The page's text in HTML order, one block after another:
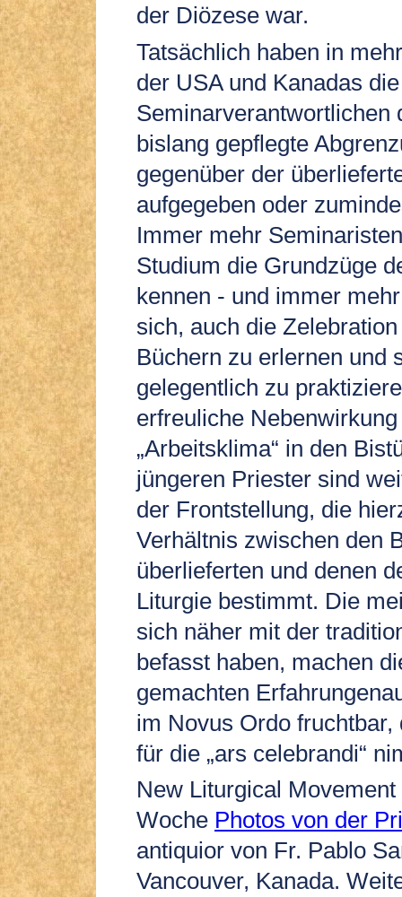
der Diözese war.
Tatsächlich haben in
der USA und Kanadas die
Seminarverantwortlichen
bislang gepflegte
gegenüber der
aufgegeben oder
Immer mehr
Studium die Grundzüge
kennen - und immer
sich, auch die
Büchern zu erlernen und
gelegentlich zu
erfreuliche
„Arbeitsklima“ in den
jüngeren Priester sind
der Frontstellung, die
Verhältnis zwischen den
überlieferten und denen
Liturgie bestimmt. Die
sich näher mit der
befasst haben, machen
gemachten
im Novus Ordo
für die „ars celebrandi“
New Liturgical
Woche Photos von der
antiquior von Fr. Pablo
Vancouver, Kanada.